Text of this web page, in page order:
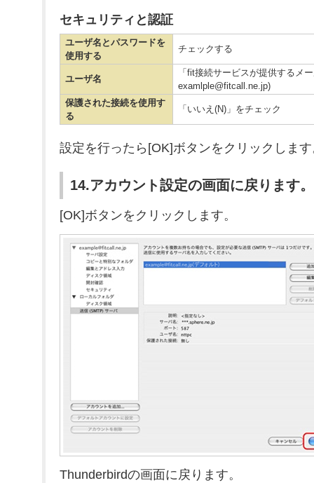
セキュリティと認証
ユーザ名とパスワードを
使用する
チェックする
ユーザ名
「fit接続サービスが提供するメ
examlple@fitcall.ne.jp)
保護された接続を使用す
る
「いいえ(N)」をチェック
設定を行ったら[OK]ボタンをクリックしま
14.アカウント設定の画面に戻ります。
[OK]ボタンをクリックします。
Thunderbirdの画面に戻ります。